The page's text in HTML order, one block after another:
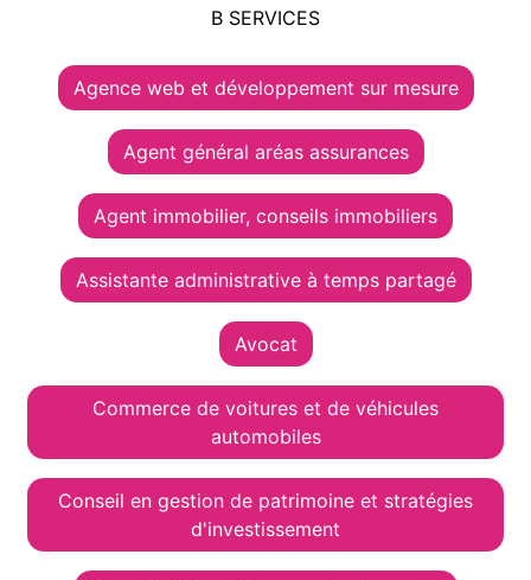
B SERVICES
Agence web et développement sur mesure
Agent général aréas assurances
Agent immobilier, conseils immobiliers
Assistante administrative à temps partagé
Avocat
Commerce de voitures et de véhicules
automobiles
Conseil en gestion de patrimoine et stratégies
d'investissement